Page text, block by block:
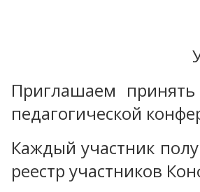
Приглашаем
педагогической
Каждый участник
реестр участников